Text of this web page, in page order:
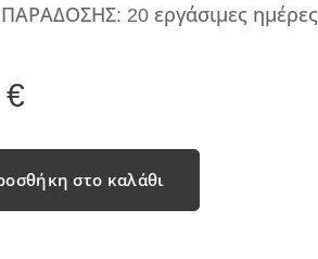
20 εργάσιμες ημέρες
στο καλάθι